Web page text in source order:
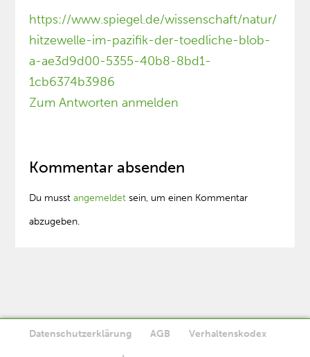
https://www.spiegel.de/wissenschaft/natur/
hitzewelle-im-pazifik-der-toedliche-blob-
a-ae3d9d00-5355-40b8-8bd1-
1cb6374b3986
Zum Antworten anmelden
Kommentar absenden
Du musstangemeldet sein, um einen Kommentar
abzugeben.
Datenschutzerklärung AGB Verhaltenskodex